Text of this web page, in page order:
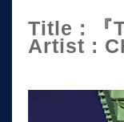
Title : 『
Artist :